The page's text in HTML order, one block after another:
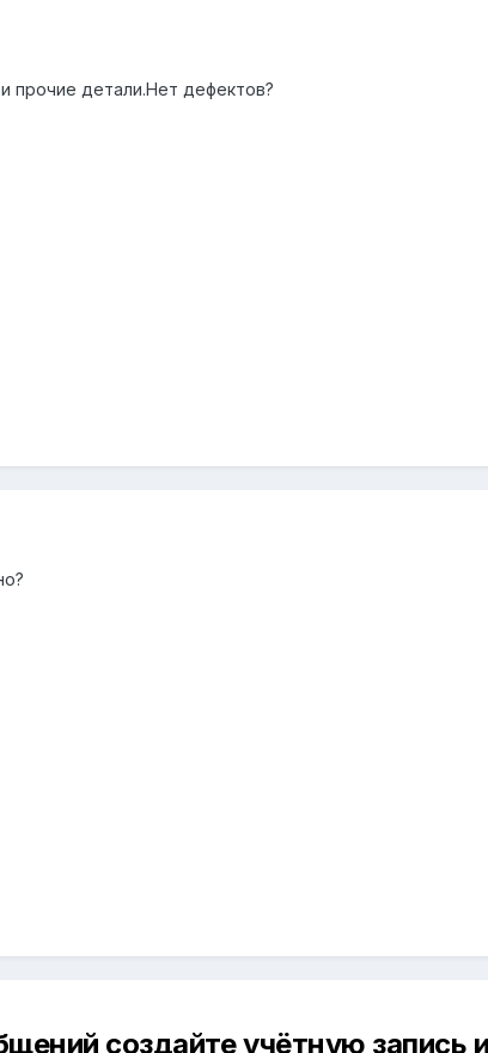
прочие детали.Нет дефектов?
создайте учётную запись